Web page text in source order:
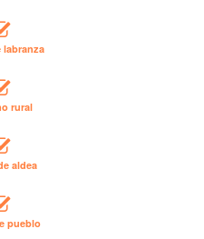
labranza
rural
aldea
pueblo